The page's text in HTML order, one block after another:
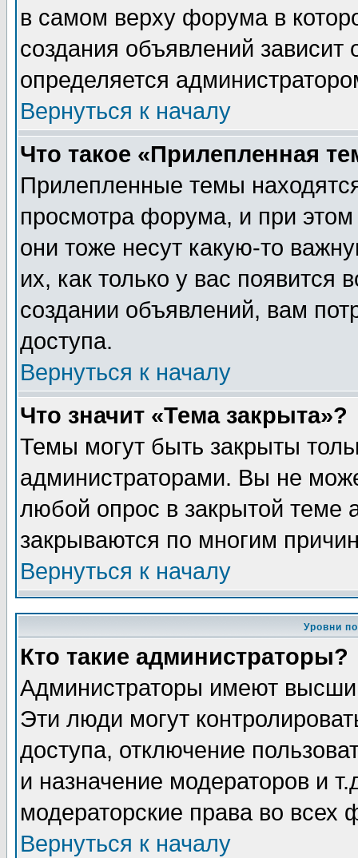
в самом верху форума в
создания объявлений зависит
определяется
Вернуться к началу
Что такое «Прилепленная
Прилепленные темы
просмотра форума, и при
они тоже несут какую-то
их, как только у вас появится
создании объявлений, вам
доступа.
Вернуться к началу
Что значит «Тема закрыта»?
Темы могут быть закрыты
администраторами. Вы не
любой опрос в закрытой теме
закрываются по многим
Вернуться к началу
Уровни
Кто такие администраторы?
Администраторы имеют
Эти люди могут
доступа, отключение
и назначение модераторов и
модераторские права во всех
Вернуться к началу